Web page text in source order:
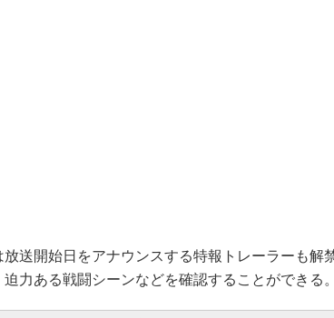
送開始日をアナウンスする特報トレーラーも解
力ある戦闘シーンなどを確認することができる。